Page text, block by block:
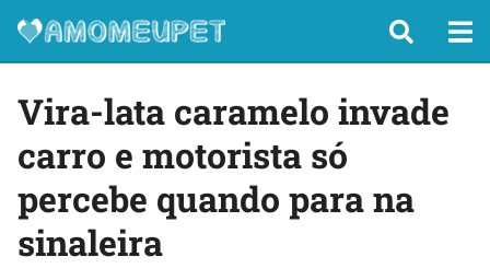
Vira-lata caramelo invade
carro e motorista só
percebe quando para na
sinaleira